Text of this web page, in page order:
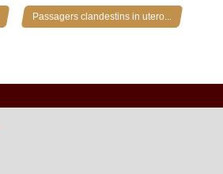
» Passagers clandestins in utero...